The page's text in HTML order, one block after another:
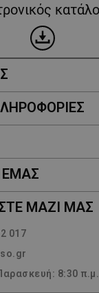
ΕΜΑΣ
ΜΑΖΊ ΜΑΣ
017
8:30